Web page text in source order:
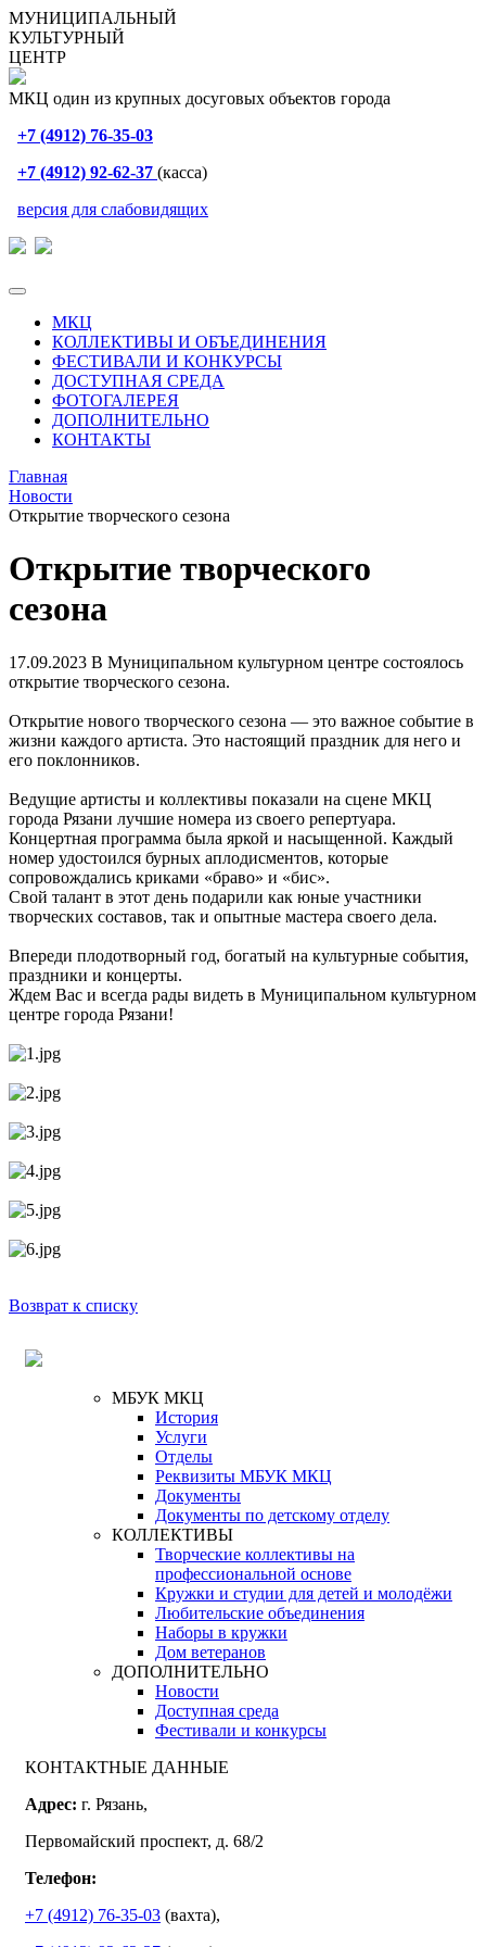
МУНИЦИПАЛЬНЫЙ
КУЛЬТУРНЫЙ
ЦЕНТР
МКЦ один из крупных досуговых объектов города
+7 (4912) 76-35-03
+7 (4912) 92-62-37 (касса)
версия для слабовидящих
МКЦ
КОЛЛЕКТИВЫ И ОБЪЕДИНЕНИЯ
ФЕСТИВАЛИ И КОНКУРСЫ
ДОСТУПНАЯ СРЕДА
ФОТОГАЛЕРЕЯ
ДОПОЛНИТЕЛЬНО
КОНТАКТЫ
Главная
Новости
Открытие творческого сезона
Открытие творческого
сезона
17.09.2023 В Муниципальном культурном центре состоялось
открытие творческого сезона.
Открытие нового творческого сезона — это важное событие в
жизни каждого артиста. Это настоящий праздник для него и
его поклонников.
Ведущие артисты и коллективы показали на сцене МКЦ
города Рязани лучшие номера из своего репертуара.
Концертная программа была яркой и насыщенной. Каждый
номер удостоился бурных аплодисментов, которые
сопровождались криками «браво» и «бис».
Свой талант в этот день подарили как юные участники
творческих составов, так и опытные мастера своего дела.
Впереди плодотворный год, богатый на культурные события,
праздники и концерты.
Ждем Вас и всегда рады видеть в Муниципальном культурном
центре города Рязани!
Возврат к списку
МБУК МКЦ
История
Услуги
Отделы
Реквизиты МБУК МКЦ
Документы
Документы по детскому отделу
КОЛЛЕКТИВЫ
Творческие коллективы на
профессиональной основе
Кружки и студии для детей и молодёжи
Любительские объединения
Наборы в кружки
Дом ветеранов
ДОПОЛНИТЕЛЬНО
Новости
Доступная среда
Фестивали и конкурсы
КОНТАКТНЫЕ ДАННЫЕ
Адрес: г. Рязань,
Первомайский проспект, д. 68/2
Телефон:
+7 (4912) 76-35-03 (вахта),